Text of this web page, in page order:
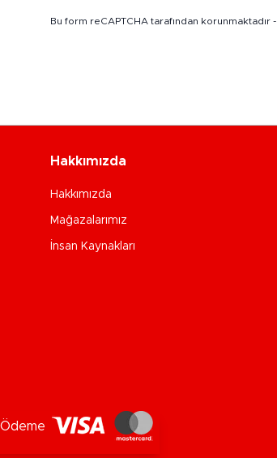
Bu form reCAPTCHA tarafından korunmaktadır -
Hakkımızda
Hakkımızda
Mağazalarımız
İnsan Kaynakları